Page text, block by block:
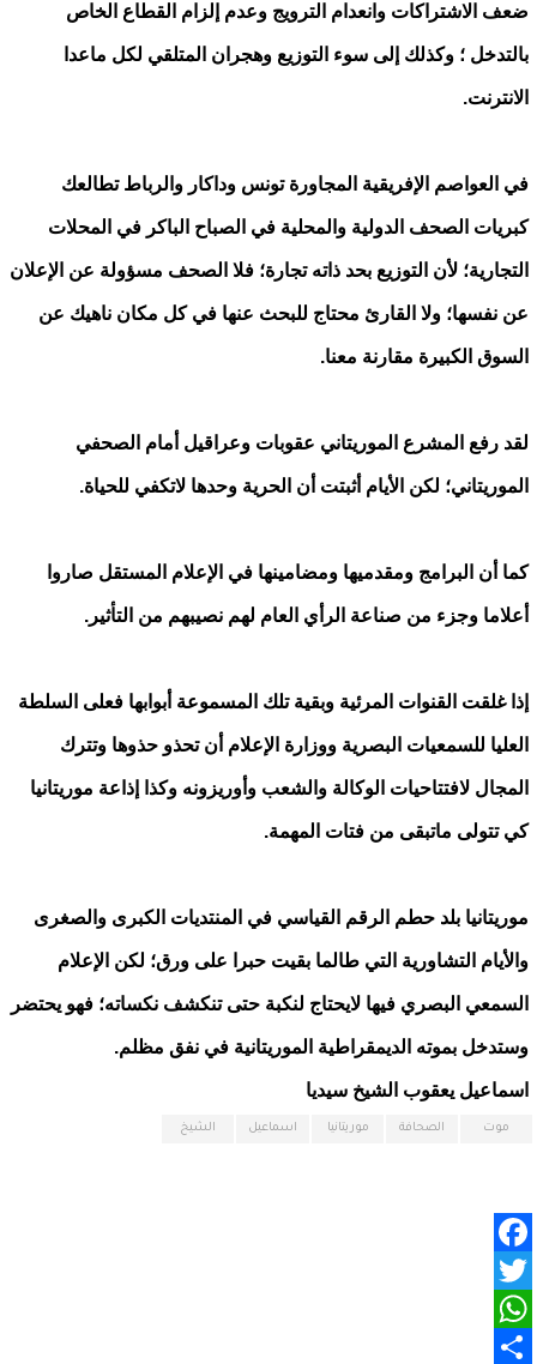
ضعف الاشتراكات وانعدام الترويج وعدم إلزام القطاع الخاص
بالتدخل ؛ وكذلك إلى سوء التوزيع وهجران المتلقي لكل ماعدا
الانترنت.
في العواصم الإفريقية المجاورة تونس وداكار والرباط تطالعك
كبريات الصحف الدولية والمحلية في الصباح الباكر في المحلات
التجارية؛ لأن التوزيع بحد ذاته تجارة؛ فلا الصحف مسؤولة عن الإعلان
عن نفسها؛ ولا القارئ محتاج للبحث عنها في كل مكان ناهيك عن
السوق الكبيرة مقارنة معنا.
لقد رفع المشرع الموريتاني عقوبات وعراقيل أمام الصحفي
الموريتاني؛ لكن الأيام أثبتت أن الحرية وحدها لاتكفي للحياة.
كما أن البرامج ومقدميها ومضامينها في الإعلام المستقل صاروا
أعلاما وجزء من صناعة الرأي العام لهم نصيبهم من التأثير.
إذا غلقت القنوات المرئية وبقية تلك المسموعة أبوابها فعلى السلطة
العليا للسمعيات البصرية ووزارة الإعلام أن تحذو حذوها وتترك
المجال لافتتاحيات الوكالة والشعب وأوريزونه وكذا إذاعة موريتانيا
كي تتولى ماتبقى من فتات المهمة.
موريتانيا بلد حطم الرقم القياسي في المنتديات الكبرى والصغرى
والأيام التشاورية التي طالما بقيت حبرا على ورق؛ لكن الإعلام
السمعي البصري فيها لايحتاج لنكبة حتى تنكشف نكساته؛ فهو يحتضر
وستدخل بموته الديمقراطية الموريتانية في نفق مظلم.
اسماعيل يعقوب الشيخ سيديا
موت الصحافة موريتانيا اسماعيل الشيخ
Facebook
Twitter
WhatsApp